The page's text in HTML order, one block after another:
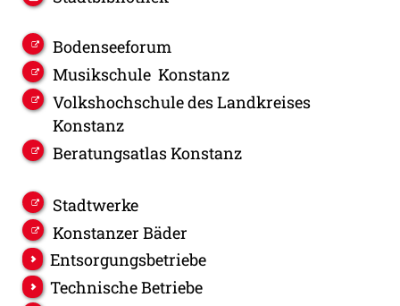
Bodenseeforum
Musikschule Konstanz
Volkshochschule des Landkreises
Konstanz
Beratungsatlas Konstanz
Stadtwerke
Konstanzer Bäder
Entsorgungsbetriebe
Technische Betriebe